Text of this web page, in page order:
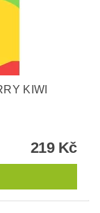
KIWI
219 Kč